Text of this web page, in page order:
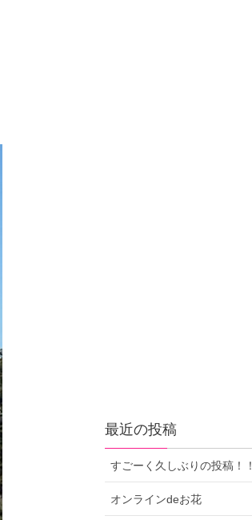
最近の投稿
すごーく久しぶりの投稿！！
オンラインdeお花